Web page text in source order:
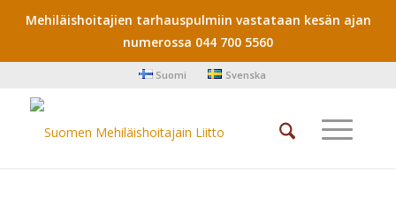
Mehiläishoitajien tarhauspulmiin vastataan kesän ajan
numerossa 044 700 5560
Suomi Svenska